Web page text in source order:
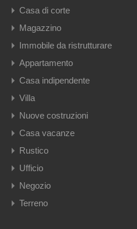
Casa di corte
Magazzino
Immobile da ristrutturare
Appartamento
Casa indipendente
Villa
Nuove costruzioni
Casa vacanze
Rustico
Ufficio
Negozio
Terreno